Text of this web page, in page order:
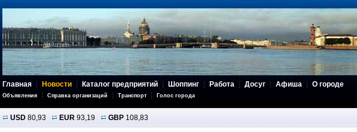
Главная Новости Каталог предприятий Шоппинг Работа Досуг Афиша О городе
Объявления Справка организаций Транспорт Голос города
USD 80,93 EUR 93,19 GBP 108,83